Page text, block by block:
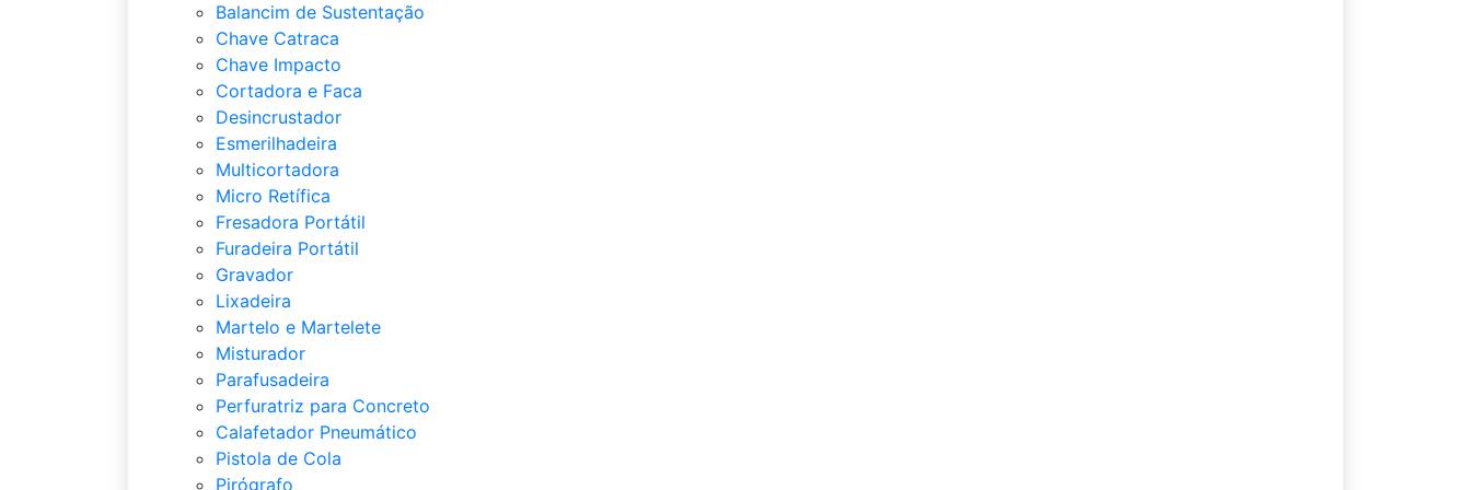
Balancim de Sustentação
Chave Catraca
Chave Impacto
Cortadora e Faca
Desincrustador
Esmerilhadeira
Multicortadora
Micro Retífica
Fresadora Portátil
Furadeira Portátil
Gravador
Lixadeira
Martelo e Martelete
Misturador
Parafusadeira
Perfuratriz para Concreto
Calafetador Pneumático
Pistola de Cola
Pirógrafo